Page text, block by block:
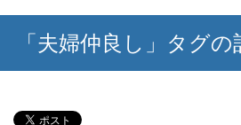
「夫婦仲良し」タグの